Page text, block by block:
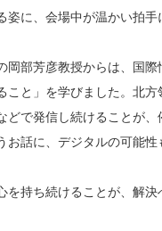
姿に、会場中が温かい拍手
岡部芳彦教授からは、国際
こと」を学びました。北
どで発信し続けることが、
お話に、デジタルの可能性
を持ち続けることが、解決